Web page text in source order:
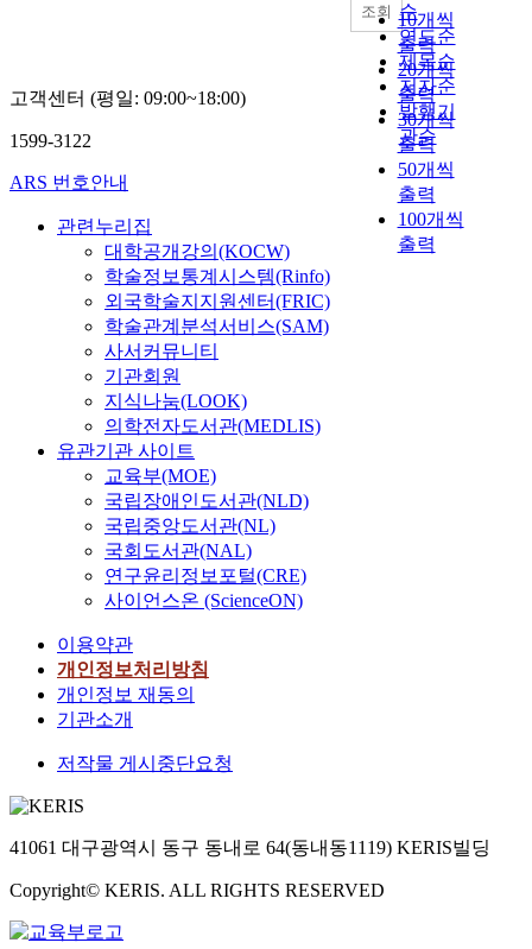
순
연도순
제목순
저자순
발행기
관순
10개씩
출력
20개씩
출력
30개씩
출력
50개씩
출력
100개씩
출력
조회
고객센터 (평일: 09:00~18:00)
1599-3122
ARS 번호안내
관련누리집
대학공개강의(KOCW)
학술정보통계시스템(Rinfo)
외국학술지지원센터(FRIC)
학술관계분석서비스(SAM)
사서커뮤니티
기관회원
지식나눔(LOOK)
의학전자도서관(MEDLIS)
유관기관 사이트
교육부(MOE)
국립장애인도서관(NLD)
국립중앙도서관(NL)
국회도서관(NAL)
연구윤리정보포털(CRE)
사이언스온 (ScienceON)
이용약관
개인정보처리방침
개인정보 재동의
기관소개
저작물 게시중단요청
41061 대구광역시 동구 동내로 64(동내동1119) KERIS빌딩
Copyright© KERIS. ALL RIGHTS RESERVED